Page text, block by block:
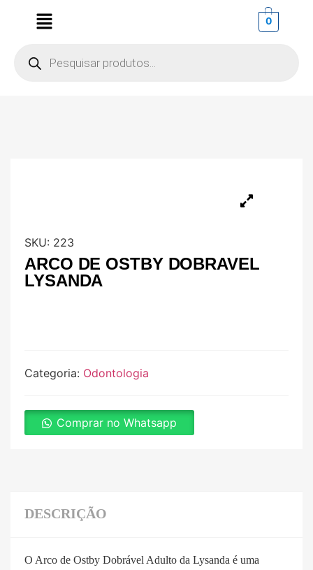
0
SKU: 223
ARCO DE OSTBY DOBRAVEL
LYSANDA
Categoria: Odontologia
Comprar no Whatsapp
DESCRIÇÃO
O Arco de Ostby Dobrável Adulto da Lysanda é uma